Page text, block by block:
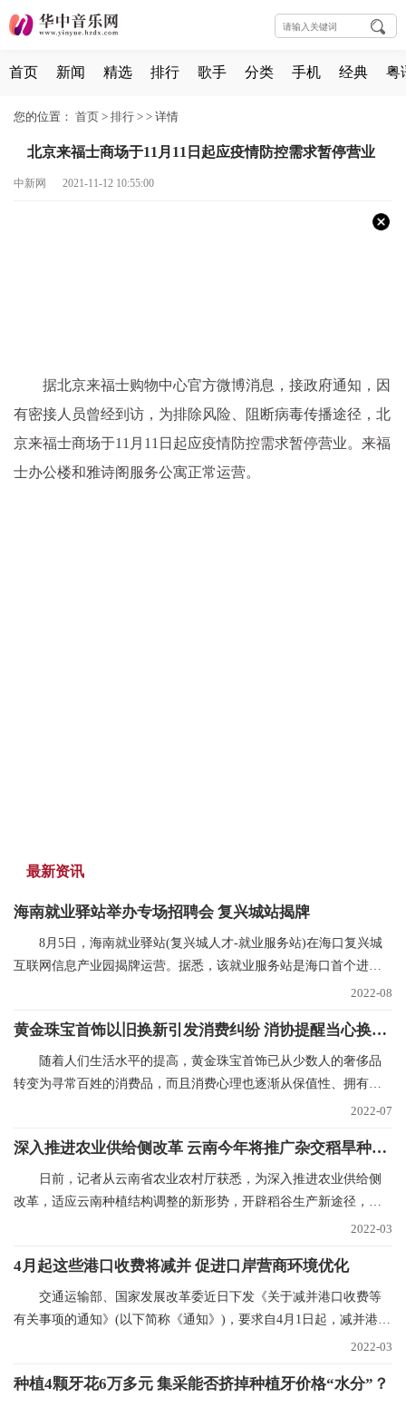
首页 新闻 精选 排行 歌手 分类 手机 经典 粤
您的位置： 首页 > 排行 > > 详情
北京来福士商场于11月11日起应疫情防控需求暂停营业
中新网 2021-11-12 10:55:00
据北京来福士购物中心官方微博消息，接政府通知，因
有密接人员曾经到访，为排除风险、阻断病毒传播途径，北
京来福士商场于11月11日起应疫情防控需求暂停营业。来福
士办公楼和雅诗阁服务公寓正常运营。
最新资讯
海南就业驿站举办专场招聘会 复兴城站揭牌
8月5日，海南就业驿站(复兴城人才-就业服务站)在海口复兴城
互联网信息产业园揭牌运营。据悉，该就业服务站是海口首个进驻
2022-08
黄金珠宝首饰以旧换新引发消费纠纷 消协提醒当心换购回购“陷阱”
随着人们生活水平的提高，黄金珠宝首饰已从少数人的奢侈品
转变为寻常百姓的消费品，而且消费心理也逐渐从保值性、拥有性
2022-07
深入推进农业供给侧改革 云南今年将推广杂交稻旱种50万亩
日前，记者从云南省农业农村厅获悉，为深入推进农业供给侧
改革，适应云南种植结构调整的新形势，开辟稻谷生产新途径，稳
2022-03
4月起这些港口收费将减并 促进口岸营商环境优化
交通运输部、国家发展改革委近日下发《关于减并港口收费等
有关事项的通知》(以下简称《通知》)，要求自4月1日起，减并港口
2022-03
种植4颗牙花6万多元 集采能否挤掉种植牙价格“水分”？